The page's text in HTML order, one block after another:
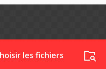
les fichiers